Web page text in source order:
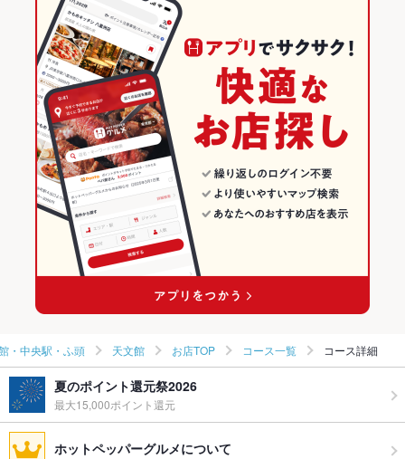
天文館通駅 × パスタ・ピザ
鹿児島 × イタリアン・フレンチ
鹿児島 × パスタ・ピザ
鹿児島のイタリアン・フレンチランキング
鹿児島のパスタ・ピザランキング
鹿児島市 天文館・中央駅・ふ頭のグルメランキング
鹿児島市 天文館・中央駅・ふ頭のイタリアン・フレンチランキ
鹿児島市 天文館・中央駅・ふ頭のパスタ・ピザランキング
天文館のグルメランキング
天文館のイタリアン・フレンチランキング
天文館のパスタ・ピザランキング
・中央駅・ふ頭 天文館 お店TOP コース一覧 コース詳細
夏のポイント還元祭2026
最大15,000ポイント還元
ホットペッパーグルメについて